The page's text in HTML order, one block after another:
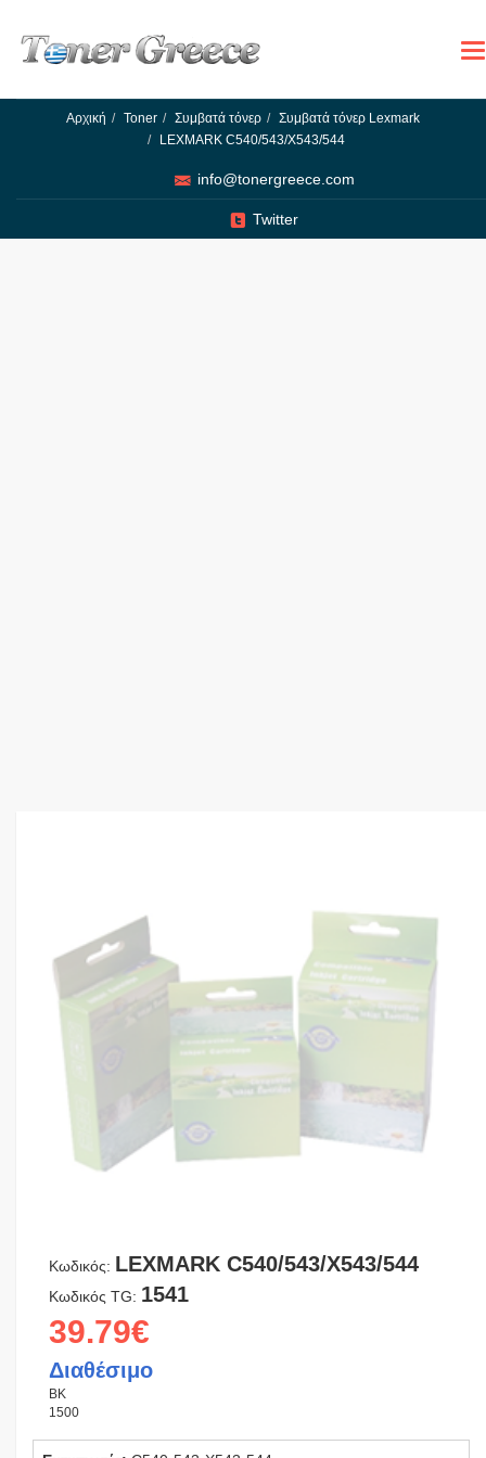
Αρχική Toner Συμβατά τόνερ
Συμβατά τόνερ Lexmark
LEXMARK C540/543/X543/544
info@tonergreece.com
Twitter
Κωδικός: LEXMARK C540/543/X543/544
Κωδικός TG: 1541
39.79€
Διαθέσιμο
BK
1500